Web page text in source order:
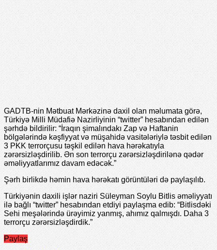
GADTB-nin Mətbuat Mərkəzinə daxil olan məlumata görə,
Türkiyə Milli Müdafiə Nazirliyinin “twitter” hesabından edilən
şərhdə bildirilir: “İraqın şimalındakı Zap və Haftanin
bölgələrində kəşfiyyat və müşahidə vasitələriylə təsbit edilən
3 PKK terrorçusu təşkil edilən hava hərəkatıyla
zərərsizləşdirilib. Ən son terrorçu zərərsizləşdirilənə qədər
əməliyyatlarımız davam edəcək.”
Şərh birlikdə həmin hava hərəkatı görüntüləri də paylaşılıb.
Türkiyənin daxili işlər naziri Süleyman Soylu Bitlis əməliyyatı
ilə bağlı “twitter” hesabından etdiyi paylaşma edib: “Bitlisdəki
Sehi meşələrində ürəyimiz yanmış, ahımız qalmışdı. Daha 3
terrorçu zərərsizləşdirdik.”
Paylaş